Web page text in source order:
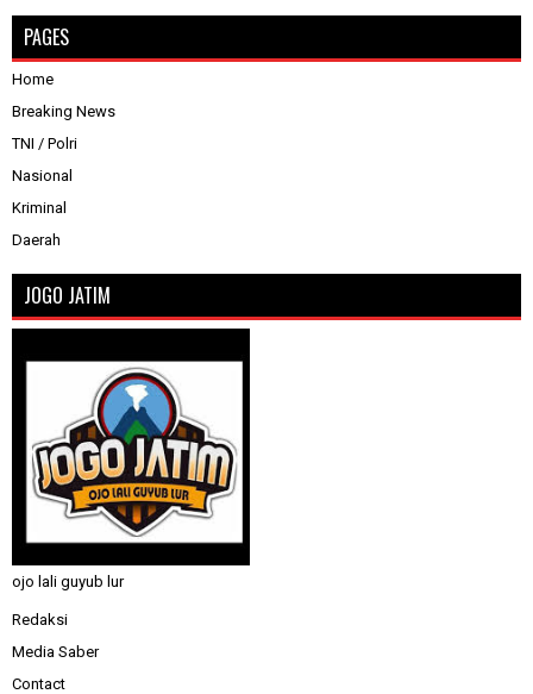
PAGES
Home
Breaking News
TNI / Polri
Nasional
Kriminal
Daerah
JOGO JATIM
ojo lali guyub lur
Redaksi
Media Saber
Contact